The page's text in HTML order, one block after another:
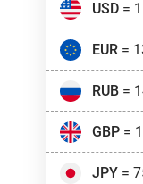
USD=
EUR=
RUB=
GBP=
JPY=